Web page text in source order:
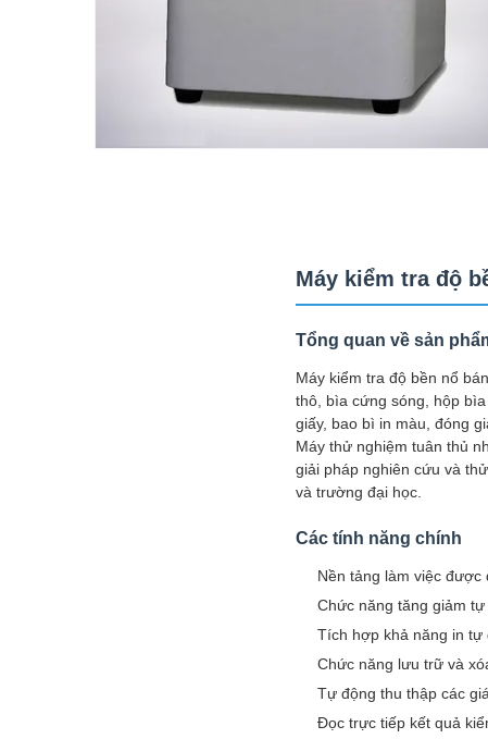
Máy kiểm tra độ
Tổng quan về sản
Máy kiểm tra độ bền nổ
thô, bìa cứng sóng, hộp
giấy, bao bì in màu, đóng
Máy thử nghiệm tuân thủ
giải pháp nghiên cứu và
và trường đại học.
Các tính năng chính
Nền tảng làm việc được
Chức năng tăng giảm tự
Tích hợp khả năng in tự
Chức năng lưu trữ và
Tự động thu thập các
Đọc trực tiếp kết quả